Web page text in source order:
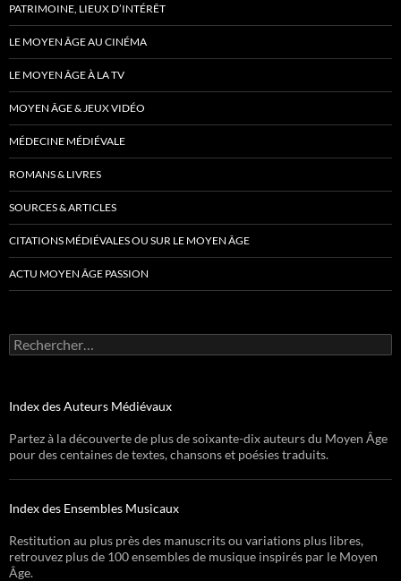
PATRIMOINE, LIEUX D’INTÉRÊT
LE MOYEN ÂGE AU CINÉMA
LE MOYEN ÂGE À LA TV
MOYEN ÂGE & JEUX VIDÉO
MÉDECINE MÉDIÉVALE
ROMANS & LIVRES
SOURCES & ARTICLES
CITATIONS MÉDIÉVALES OU SUR LE MOYEN ÂGE
ACTU MOYEN ÂGE PASSION
Rechercher :
Index des Auteurs Médiévaux
Partez à la découverte de plus de soixante-dix auteurs du Moyen Âge
pour des centaines de textes, chansons et poésies traduits.
Index des Ensembles Musicaux
Restitution au plus près des manuscrits ou variations plus libres,
retrouvez plus de 100 ensembles de musique inspirés par le Moyen
Âge.